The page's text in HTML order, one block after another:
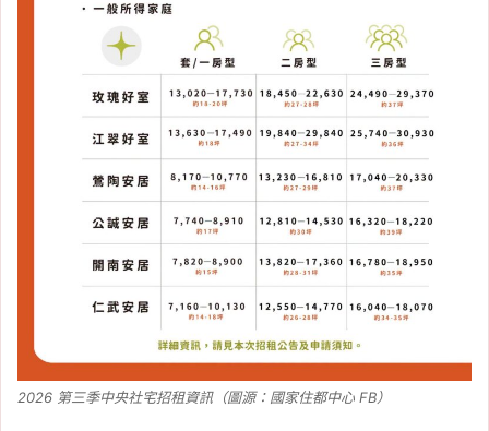
2026 第三季中央社宅招租資訊（圖源：國家住都中心 FB）